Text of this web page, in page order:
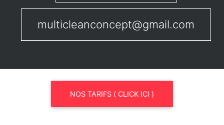
multicleanconcept@gmail.com
NOS TARIFS ( CLICK ICI )